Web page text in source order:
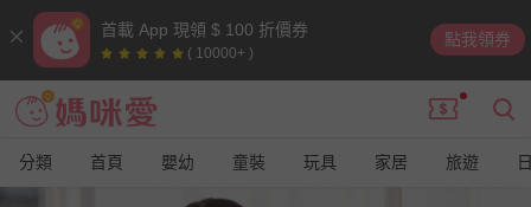
首載 App 現領 $ 100 折價券
( 10000+ )
點我領券
分類 首頁 嬰幼 童裝 玩具 家居 旅遊